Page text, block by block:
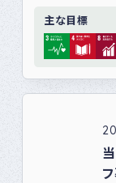
主な目標